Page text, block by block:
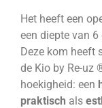
Het heeft een
een diepte van
Deze kom heeft
de Kio by Re-uz
hoekigheid: een
praktisch als